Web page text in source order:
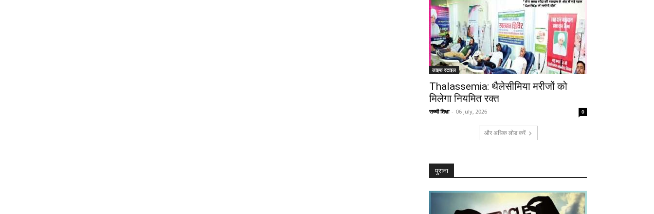
लाइफ स्टाइल
Thalassemia: थैलेसीमिया मरीजों को
मिलेगा नियमित रक्त
सच्ची शिक्षा - 06 July, 2026 0
और अधिक लोड करें
पुराना